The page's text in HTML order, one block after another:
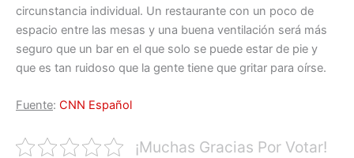
circunstancia individual. Un restaurante con un poco de
espacio entre las mesas y una buena ventilación será más
seguro que un bar en el que solo se puede estar de pie y
que es tan ruidoso que la gente tiene que gritar para oírse.
Fuente: CNN Español
¡Muchas Gracias Por Votar!